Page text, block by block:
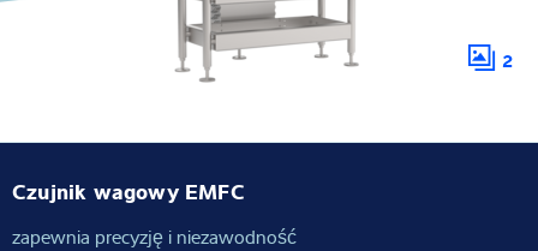
2
Czujnik wagowy EMFC
zapewnia precyzję i niezawodność